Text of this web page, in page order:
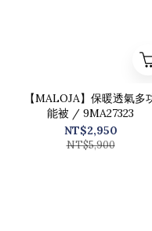
【MALOJA】保暖透氣多
能被 / 9MA27323
NT$2,950
NT$5,900